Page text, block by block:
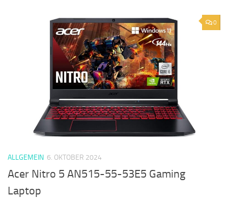
0
ALLGEMEIN 6. OKTOBER 2024
Acer Nitro 5 AN515-55-53E5 Gaming
Laptop